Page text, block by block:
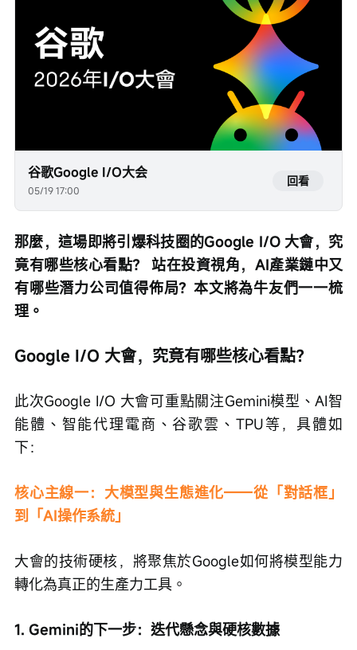
谷歌Google I/O大会
05/19 17:00
回看
那麼，這場即將引爆科技圈的Google I/O 大會，究
竟有哪些核心看點？ 站在投資視角，AI產業鏈中又
有哪些潛力公司值得佈局？本文將為牛友們一一梳
理。
Google I/O 大會，究竟有哪些核心看點？
此次Google I/O 大會可重點關注Gemini模型、AI智
能體、智能代理電商、谷歌雲、TPU等，具體如
下：
核心主線一：大模型與生態進化——從「對話框」
到「AI操作系統」
大會的技術硬核，將聚焦於Google如何將模型能力
轉化為真正的生產力工具。
1. Gemini的下一步：迭代懸念與硬核數據